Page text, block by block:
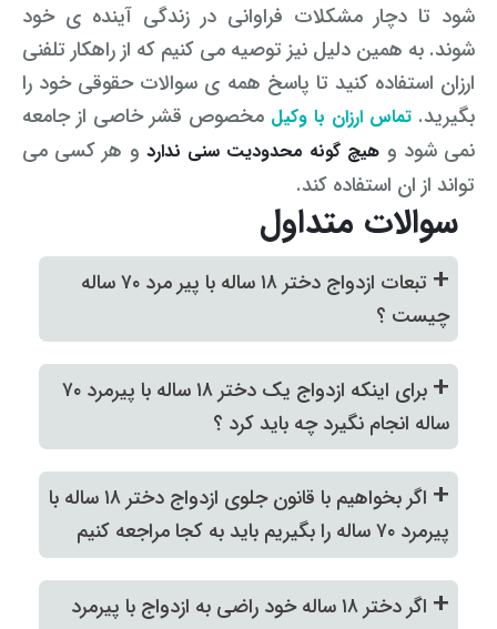
شود تا دچار مشکلات فراوانی در زندگی آینده ی خود
شوند. به همین دلیل نیز توصیه می کنیم که از راهکار تلفنی
ارزان استفاده کنید تا پاسخ همه ی سوالات حقوقی خود را
بگیرید. تماس ارزان با وکیل مخصوص قشر خاصی از جامعه
نمی شود و هیچ گونه محدودیت سنی ندارد و هر کسی می
تواند از ان استفاده کند.
سوالات متداول
+
تبعات ازدواج دختر ۱۸ ساله با پیر مرد ۷۰ ساله
چیست ؟
+
برای اینکه ازدواج یک دختر ۱۸ ساله با پیرمرد ۷۰
ساله انجام نگیرد چه باید کرد ؟
+
اگر بخواهیم با قانون جلوی ازدواج دختر ۱۸ ساله با
پیرمرد ۷۰ ساله را بگیریم باید به کجا مراجعه کنیم
+
اگر دختر ۱۸ ساله خود راضی به ازدواج با پیرمرد